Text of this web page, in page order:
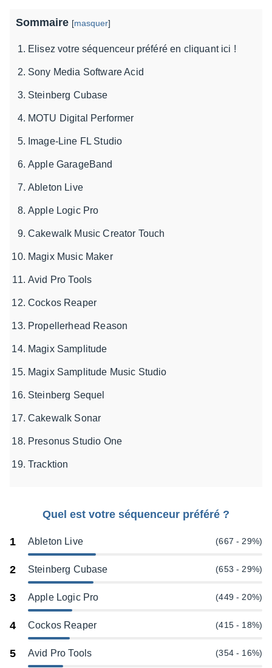
Sommaire [masquer]
Elisez votre séquenceur préféré en cliquant ici !
Sony Media Software Acid
Steinberg Cubase
MOTU Digital Performer
Image-Line FL Studio
Apple GarageBand
Ableton Live
Apple Logic Pro
Cakewalk Music Creator Touch
Magix Music Maker
Avid Pro Tools
Cockos Reaper
Propellerhead Reason
Magix Samplitude
Magix Samplitude Music Studio
Steinberg Sequel
Cakewalk Sonar
Presonus Studio One
Tracktion
Quel est votre séquenceur préféré ?
1 Ableton Live (667 - 29%)
2 Steinberg Cubase (653 - 29%)
3 Apple Logic Pro (449 - 20%)
4 Cockos Reaper (415 - 18%)
5 Avid Pro Tools (354 - 16%)